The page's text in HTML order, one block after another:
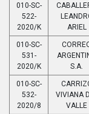
010-SC-
522-
2020/K
ARIEL
010-SC-
531-
2020/K
S.A.
010-SC-
532-
2020/8
VIVIANA
VALLE